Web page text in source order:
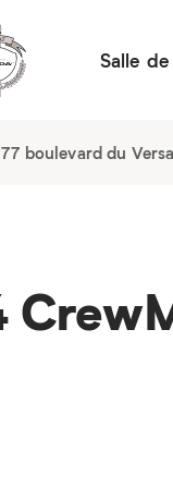
Salle
boulevard du